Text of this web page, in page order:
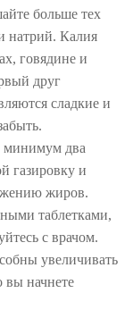
больше тех
натрий. Калия
говядине и
друг
сладкие и
минимум два
газировку и
жиров.
таблетками,
с врачом.
увеличивать
вы начнете